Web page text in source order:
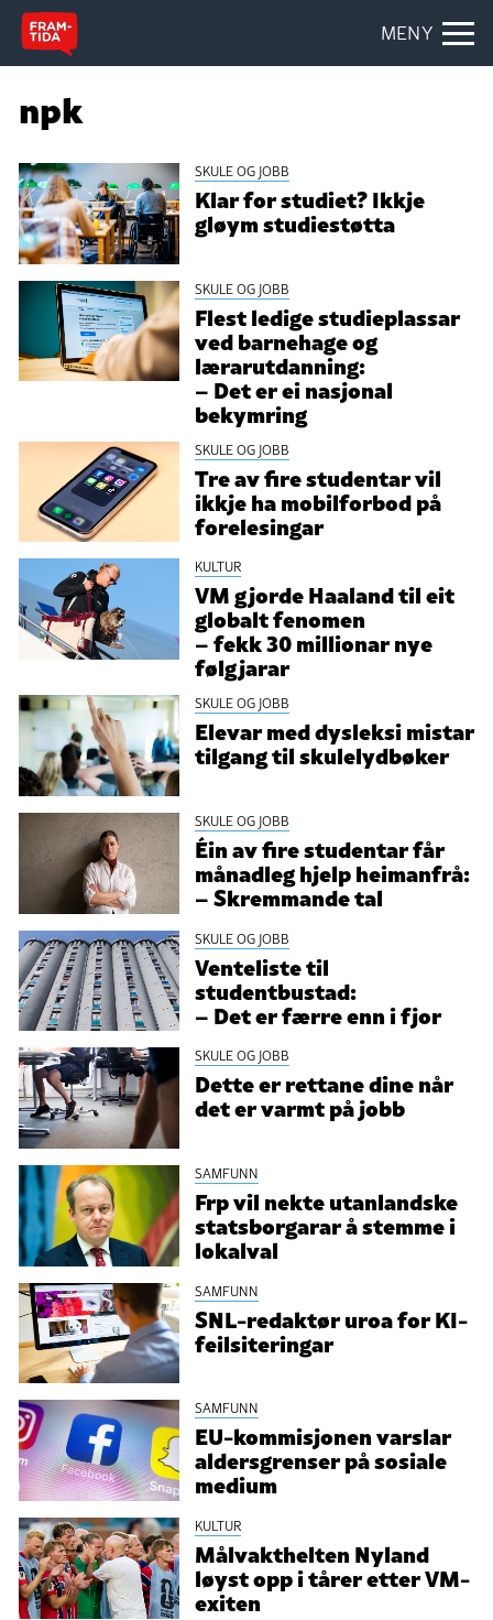
MENY
npk
SKULE OG JOBB
Klar for studiet? Ikkje
gløym studiestøtta
SKULE OG JOBB
Flest ledige studieplassar
ved barnehage og
lærarutdanning:
– Det er ei nasjonal
bekymring
SKULE OG JOBB
Tre av fire studentar vil
ikkje ha mobilforbod på
forelesingar
KULTUR
VM gjorde Haaland til eit
globalt fenomen
– fekk 30 millionar nye
følgjarar
SKULE OG JOBB
Elevar med dysleksi mistar
tilgang til skulelydbøker
SKULE OG JOBB
Éin av fire studentar får
månadleg hjelp heimanfrå:
– Skremmande tal
SKULE OG JOBB
Venteliste til
studentbustad:
– Det er færre enn i fjor
SKULE OG JOBB
Dette er rettane dine når
det er varmt på jobb
SAMFUNN
Frp vil nekte utanlandske
statsborgarar å stemme i
lokalval
SAMFUNN
SNL-redaktør uroa for KI-
feilsiteringar
SAMFUNN
EU-kommisjonen varslar
aldersgrenser på sosiale
medium
KULTUR
Målvakthelten Nyland
løyst opp i tårer etter VM-
exiten